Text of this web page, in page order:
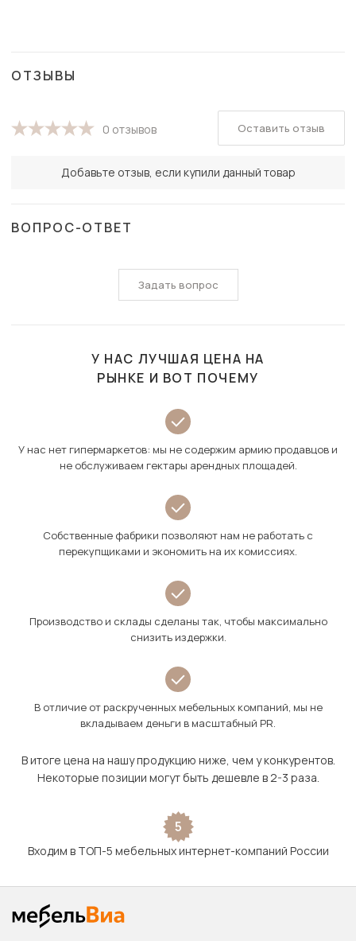
ОТЗЫВЫ
0 отзывов
Добавьте отзыв, если купили данный товар
Оставить отзыв
ВОПРОС-ОТВЕТ
Задать вопрос
У НАС ЛУЧШАЯ ЦЕНА НА
РЫНКЕ И ВОТ ПОЧЕМУ
У нас нет гипермаркетов: мы не содержим армию продавцов и
не обслуживаем гектары арендных площадей.
Собственные фабрики позволяют нам не работать с
перекупщиками и экономить на их комиссиях.
Производство и склады сделаны так, чтобы максимально
снизить издержки.
В отличие от раскрученных мебельных компаний, мы не
вкладываем деньги в масштабный PR.
В итоге цена на нашу продукцию ниже, чем у конкурентов.
Некоторые позиции могут быть дешевле в 2-3 раза.
5
Входим в ТОП-5 мебельных интернет-компаний России